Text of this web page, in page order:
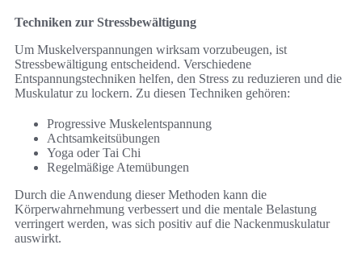
Techniken zur Stressbewältigung
Um Muskelverspannungen wirksam vorzubeugen, ist
Stressbewältigung entscheidend. Verschiedene
Entspannungstechniken helfen, den Stress zu reduzieren und die
Muskulatur zu lockern. Zu diesen Techniken gehören:
Progressive Muskelentspannung
Achtsamkeitsübungen
Yoga oder Tai Chi
Regelmäßige Atemübungen
Durch die Anwendung dieser Methoden kann die
Körperwahrnehmung verbessert und die mentale Belastung
verringert werden, was sich positiv auf die Nackenmuskulatur
auswirkt.